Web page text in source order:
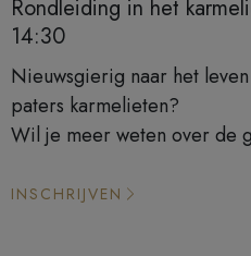
Rondleiding in het
14:30
Nieuwsgierig naar het
paters karmelieten?
Wil je meer weten over de
Boek een rondleiding en
INSCHRIJVEN